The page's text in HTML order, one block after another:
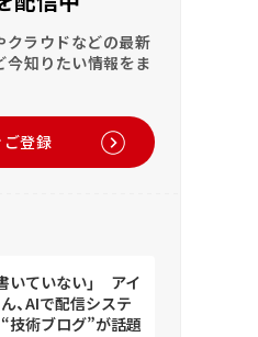
クラウドなどの最新
今知りたい情報をま
ご登録
いていない」 アイ
、AIで配信システ
術ブログ”が話題